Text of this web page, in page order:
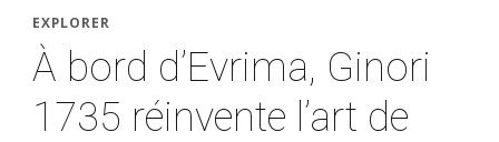
EXPLORER
À bord d’Evrima, Ginori
1735 réinvente l’art de